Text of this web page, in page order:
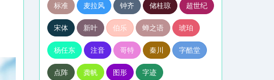
标准 麦拉风 钟齐 储桂琼 超世纪
宋体 新叶 伯乐 蝉之语 琥珀
杨任东 注音 哥特 秦川 字酷堂
点阵 龚帆 图形 字迹